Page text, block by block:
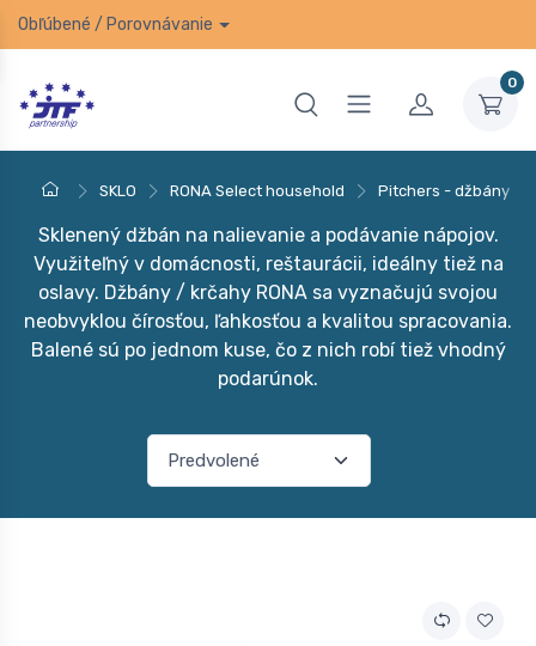
Obľúbené / Porovnávanie
0
SKLO RONA Select household Pitchers - džbány
Sklenený džbán na nalievanie a podávanie nápojov.
Využiteľný v domácnosti, reštaurácii, ideálny tiež na
oslavy. Džbány / krčahy RONA sa vyznačujú svojou
neobvyklou čírosťou, ľahkosťou a kvalitou spracovania.
Balené sú po jednom kuse, čo z nich robí tiež vhodný
podarúnok.